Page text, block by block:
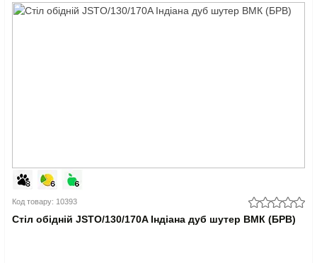
Код товару: 10393
Стіл обідній JSTO/130/170A Індіана дуб шутер ВМК (БРВ)